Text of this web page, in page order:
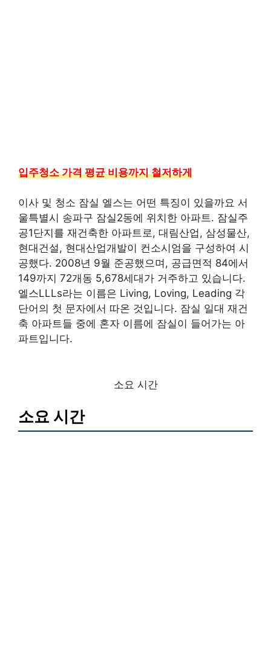
입주청소 가격 평균 비용까지 철저하게
이사 및 청소 잠실 엘스는 어떤 특징이 있을까요 서
울특별시 송파구 잠실2동에 위치한 아파트. 잠실주
공1단지를 재건축한 아파트로, 대림산업, 삼성물산,
현대건설, 현대산업개발이 컨소시엄을 구성하여 시
공했다. 2008년 9월 준공했으며, 공급면적 84에서
149까지 72개동 5,678세대가 거주하고 있습니다.
엘스LLLs라는 이름은 Living, Loving, Leading 각
단어의 첫 문자에서 따온 것입니다. 잠실 일대 재건
축 아파트들 중에 혼자 이름에 잠실이 들어가는 아
파트입니다.
소요 시간
소요 시간